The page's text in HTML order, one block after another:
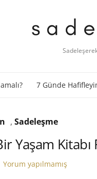
7 Günde
,Sadeleşme
Yaşam Kitabı
Yorum yapılmamış